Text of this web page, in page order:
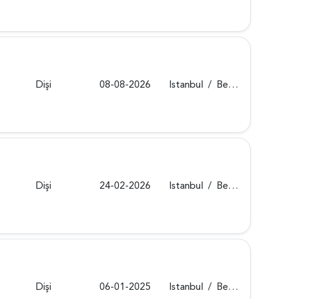
Dişi 08-08-2026 Istanbul / Beykoz
Dişi 24-02-2026 Istanbul / Beykoz
Dişi 06-01-2025 Istanbul / Beykoz